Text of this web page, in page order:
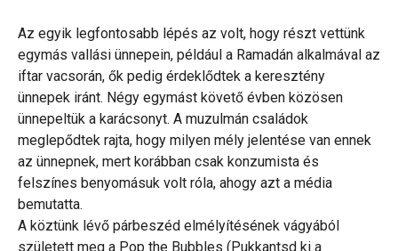
Az egyik legfontosabb lépés az volt, hogy részt vettünk
egymás vallási ünnepein, például a Ramadán alkalmával az
iftar vacsorán, ők pedig érdeklődtek a keresztény
ünnepek iránt. Négy egymást követő évben közösen
ünnepeltük a karácsonyt. A muzulmán családok
meglepődtek rajta, hogy milyen mély jelentése van ennek
az ünnepnek, mert korábban csak konzumista és
felszínes benyomásuk volt róla, ahogy azt a média
bemutatta.
A köztünk lévő párbeszéd elmélyítésének vágyából
született meg a Pop the Bubbles (Pukkantsd ki a